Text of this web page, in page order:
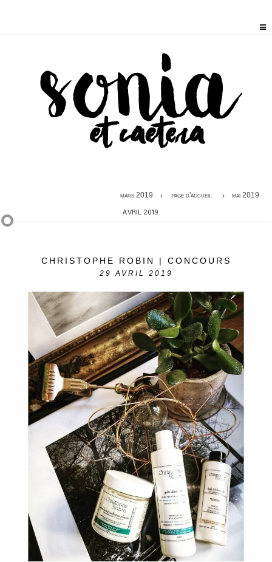
mars 2019 page d'accueil mai 2019
AVRIL 2019
CHRISTOPHE ROBIN | CONCOURS
29 AVRIL 2019